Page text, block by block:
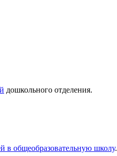
дошкольного отделения.
в общеобразовательную школу.